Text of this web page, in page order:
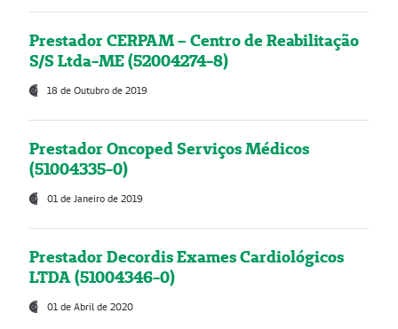
Prestador CERPAM – Centro de Reabilitação
S/S Ltda-ME (52004274-8)
18 de Outubro de 2019
Prestador Oncoped Serviços Médicos
(51004335-0)
01 de Janeiro de 2019
Prestador Decordis Exames Cardiológicos
LTDA (51004346-0)
01 de Abril de 2020